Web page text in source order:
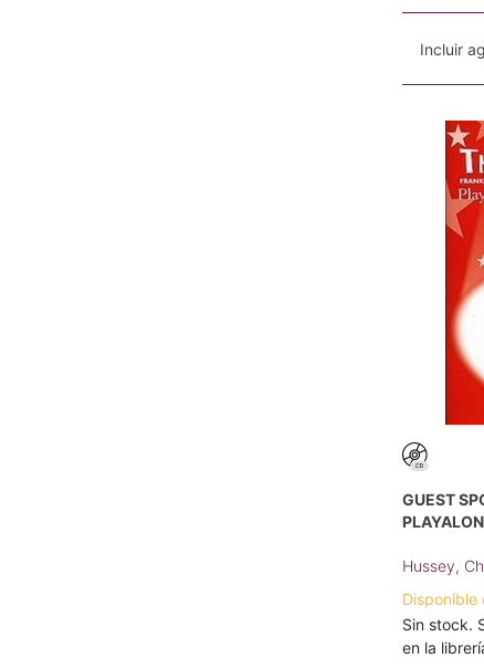
Incluir
GUEST
Hussey,
Disponible
Sin stock.
en la